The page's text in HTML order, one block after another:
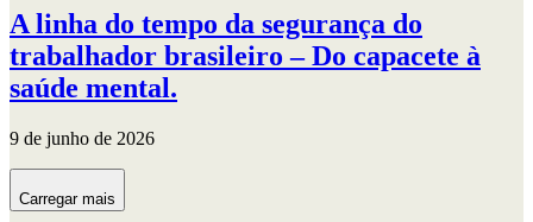
A linha do tempo da segurança do
trabalhador brasileiro – Do capacete à
saúde mental.
9 de junho de 2026
Carregar mais